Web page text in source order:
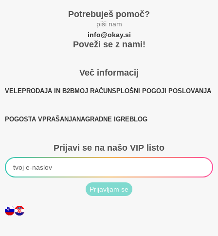
Potrebuješ pomoč?
piši nam
info@okay.si
Poveži se z nami!
Več informacij
VELEPRODAJA IN B2BMOJ RAČUNSPLOŠNI POGOJI POSLOVANJA
POGOSTA VPRAŠANJANAGRADNE IGRE BLOG
Prijavi se na našo VIP listo
Prijavljam se